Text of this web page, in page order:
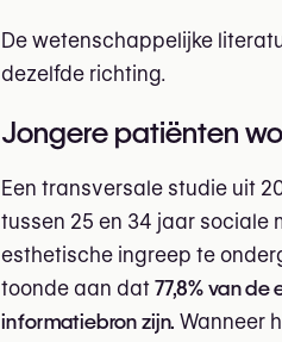
De wetenschappelijke
dezelfde richting.
Jongere patiënten
Een transversale studie uit
tussen 25 en 34 jaar sociale
esthetische ingreep te
toonde aan dat 77,8% van
informatiebron zijn. Wanneer